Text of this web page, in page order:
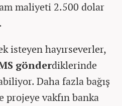
maliyeti 2.500 dolar
isteyen hayırseverler,
gönderdiklerinde
Daha fazla bağış
projeye vakfın banka